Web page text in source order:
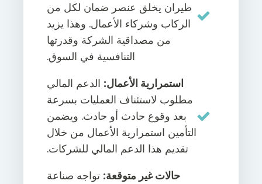
طيران يخلق عنصر ضمان لكل من
الركاب وشركاء الأعمال. وهذا يزيد
من مصداقية الشركة وقدرتها
التنافسية في السوق.
استمرارية الأعمال: الدعم المالي
مطلوب لاستئناف العمليات بسرعة
بعد وقوع حادث أو حادث. ويضمن
التأمين استمرارية الأعمال من خلال
تقديم هذا الدعم المالي للشركات.
حالات غير متوقعة: تواجه صناعة